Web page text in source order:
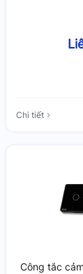
Chi tiết
Công tắc